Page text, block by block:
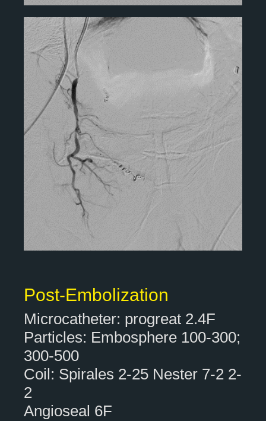
Post-Embolization
Microcatheter: progreat 2.4F
Particles: Embosphere 100-300;
300-500
Coil: Spirales 2-25 Nester 7-2 2-
2
Angioseal 6F